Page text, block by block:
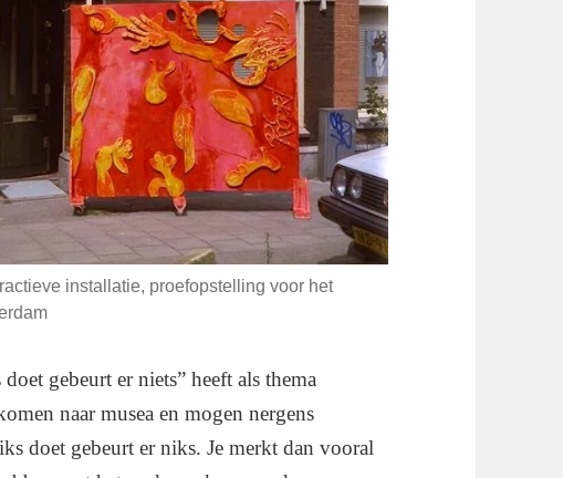
installatie, proefopstelling voor het
gebeurt er niets” heeft als thema
naar musea en mogen nergens
doet gebeurt er niks. Je merkt dan vooral